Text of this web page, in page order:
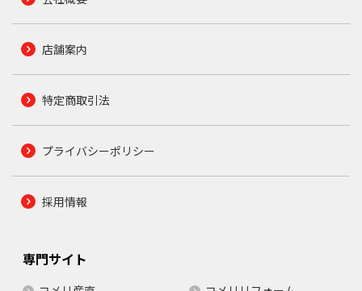
店舗案内
特定商取引法
プライバシーポリシー
採用情報
専門サイト